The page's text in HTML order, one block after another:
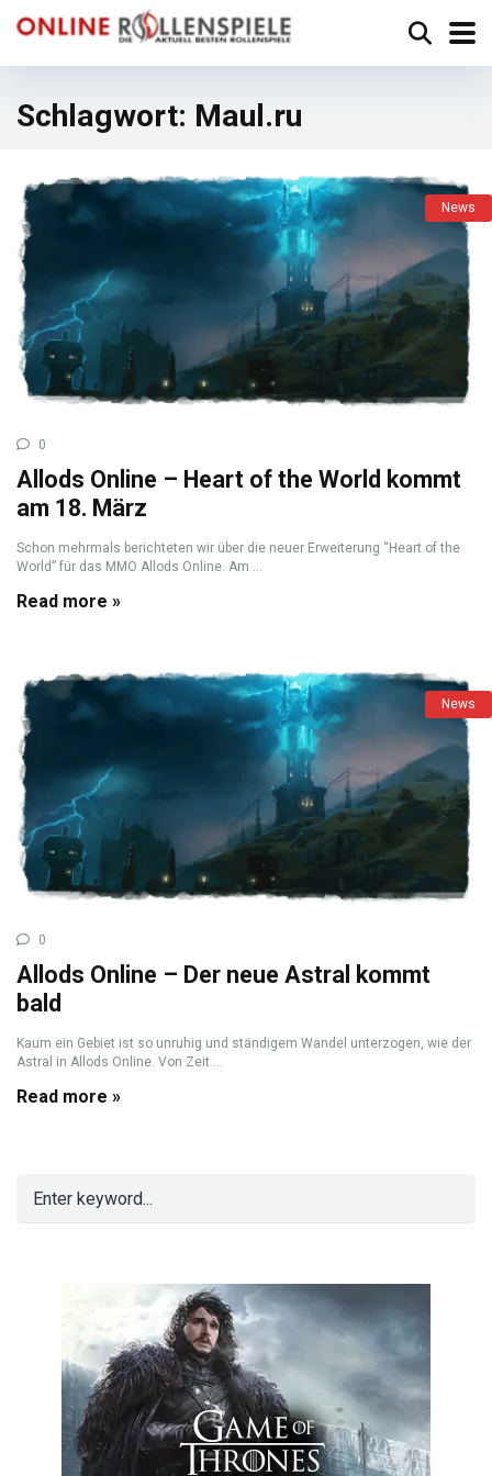
Schlagwort: Maul.ru
News
0
Allods Online – Heart of the World kommt
am 18. März
Schon mehrmals berichteten wir über die neuer Erweiterung “Heart of the
World” für das MMO Allods Online. Am ...
Read more »
News
0
Allods Online – Der neue Astral kommt
bald
Kaum ein Gebiet ist so unruhig und ständigem Wandel unterzogen, wie der
Astral in Allods Online. Von Zeit ...
Read more »